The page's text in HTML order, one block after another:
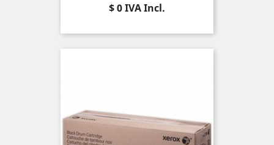
Precio
$ 0IVA Incl.